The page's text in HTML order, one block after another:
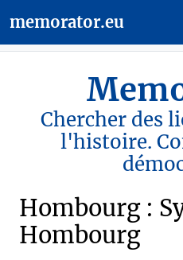
memorator.eu
Chercher des
l'histoire.
Hombourg :
Hombourg